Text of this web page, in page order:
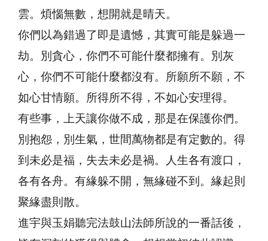
雲。煩惱無數，想開就是晴天。
你們以為錯過了即是遺憾，其實可能是躲過一
劫。別貪心，你們不可能什麼都擁有。別灰
心，你們不可能什麼都沒有。所願所不願，不
如心甘情願。所得所不得，不如心安理得。
有些事，上天讓你做不成，那是在保護你們。
別抱怨，別生氣，世間萬物都是有定數的。得
到未必是福，失去未必是禍。人生各有渡口，
各有各舟。有緣躲不開，無緣碰不到。緣起則
聚緣盡則散。
進宇與玉娟聽完法鼓山法師所說的一番話後，